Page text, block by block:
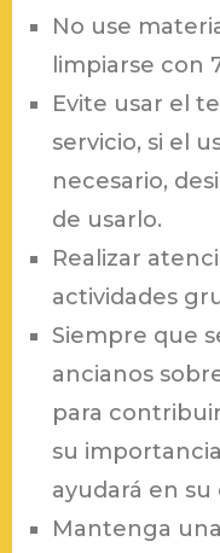
No use
limpiarse con
Evite usar el
servicio, si el
necesario,
de usarlo.
Realizar
actividades
Siempre que
ancianos
para
su
ayudará en
Mantenga